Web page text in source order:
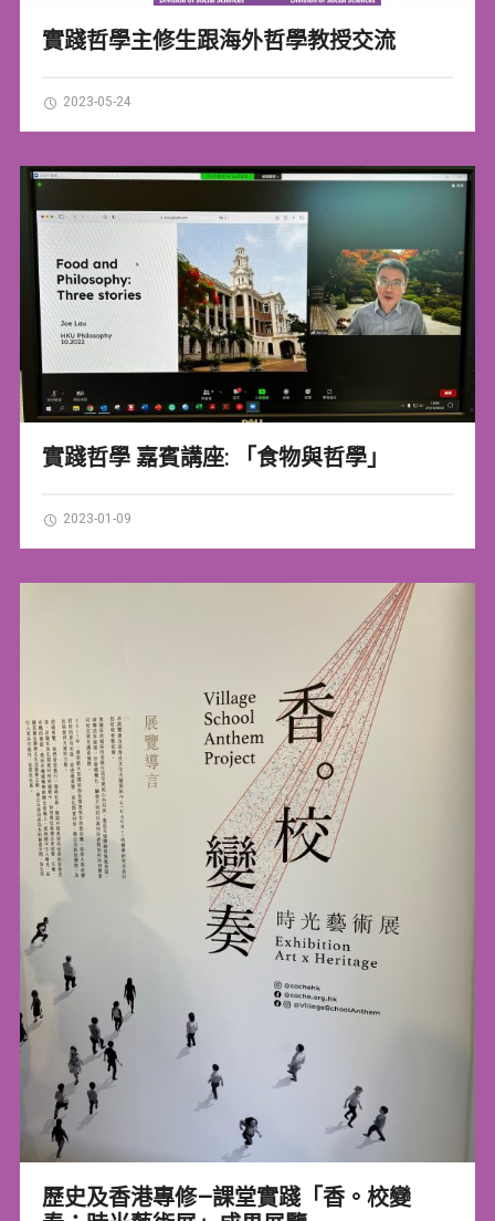
實踐哲學主修生跟海外哲學教授交流
2023-05-24
實踐哲學 嘉賓講座: 「食物與哲學」
2023-01-09
歷史及香港專修—課堂實踐「香。校變